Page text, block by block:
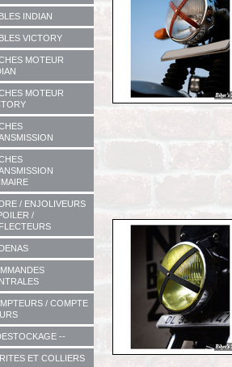
INDIAN
VICTORY
MOTEUR
MOTEUR
/ ENJOLIVEURS
/
/ COMPTE
--
ET COLLIERS